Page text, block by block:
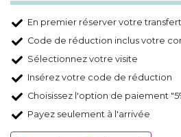
En premier réserver votre
Code de réduction inclus votre
Sélectionnez votre visite
Insérez votre code de réduction
Choisissez l'option de paiement
Payez seulement à l'arrivée